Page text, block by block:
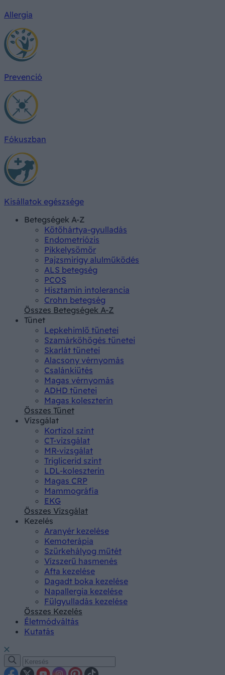
Allergia
Prevenció
Fókuszban
Kisállatok egészsége
Betegségek A-Z
Kötőhártya-gyulladás
Endometriózis
Pikkelysömör
Pajzsmirigy alulműködés
ALS betegség
PCOS
Hisztamin intolerancia
Crohn betegség
Összes Betegségek A-Z
Tünet
Lepkehimlő tünetei
Szamárköhögés tünetei
Skarlát tünetei
Alacsony vérnyomás
Csalánkiütés
Magas vérnyomás
ADHD tünetei
Magas koleszterin
Összes Tünet
Vizsgálat
Kortizol szint
CT-vizsgálat
MR-vizsgálat
Triglicerid szint
LDL-koleszterin
Magas CRP
Mammográfia
EKG
Összes Vizsgálat
Kezelés
Aranyér kezelése
Kemoterápia
Szürkehályog műtét
Vízszerű hasmenés
Afta kezelése
Dagadt boka kezelése
Napallergia kezelése
Fülgyulladás kezelése
Összes Kezelés
Életmódváltás
Kutatás